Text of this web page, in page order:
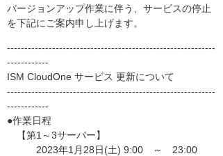
バージョンアップ作業に伴う、サービスの停止
を下記にご案内申し上げます。
------------------------------------------------------------
------------
ISM CloudOne サービス 更新について
------------------------------------------------------------
------------
●作業日程
【第1～3サーバー】
2023年1月28日(土) 9:00 ～ 23:00